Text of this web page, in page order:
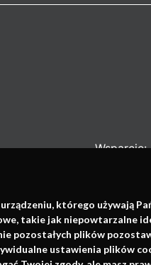
którego używają
takie jak niepowtarzalne
pozostałych plików
ustawienia plików
Wsparcie: